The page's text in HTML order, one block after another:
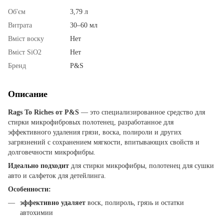
Об'єм
3,79 л
Витрата
30–60 мл
Вміст воску
Нет
Вміст SiO2
Нет
Бренд
P&S
Описание
Rags To Riches от P&S — это специализированное средство для
стирки микрофибровых полотенец, разработанное для
эффективного удаления грязи, воска, полироли и других
загрязнений с сохранением мягкости, впитывающих свойств и
долговечности микрофибры.
Идеально подходит для стирки микрофибры, полотенец для сушки
авто и салфеток для детейлинга.
Особенности:
эффективно удаляет воск, полироль, грязь и остатки
автохимии